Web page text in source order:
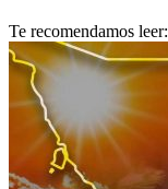
Te recomendamos leer: